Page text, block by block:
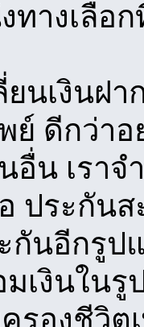
ทางเลือ
ยนเงินฝ
ย์ ดีกว่าอ
อื่น เรา
ประกัน
กันอีกรูป
มเงินใน
รองชีวิต